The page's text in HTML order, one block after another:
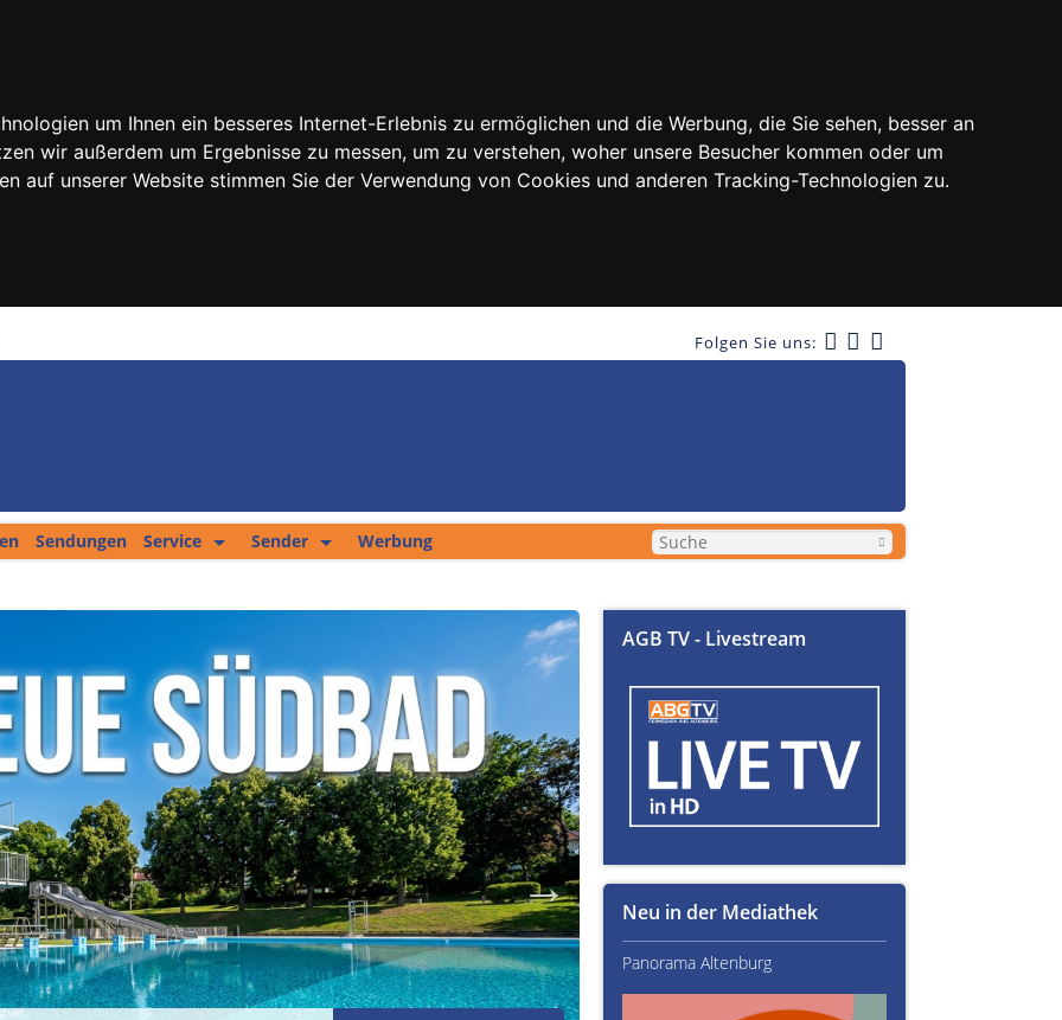
um Ihnen ein besseres Internet-Erlebnis zu ermöglichen und die Werbung, die Sie sehen, besser an
wir außerdem um Ergebnisse zu messen, um zu verstehen, woher unsere Besucher kommen oder um
auf unserer Website stimmen Sie der Verwendung von Cookies und anderen Tracking-Technologien zu.
Folgen Sie uns:
Sendungen
Service
Fitness Tipp
Filmproduktion
Private Kleinanzeigen
Sender
Unser Team
Werbung
AGB TV - Livestream
Neu in der Mediathek
Kultur im Altenburger Land Thüringen.TV Panorama Altenburg